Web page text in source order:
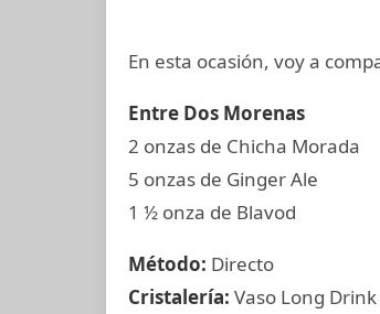
En esta ocasión, voy a
Entre Dos Morenas
2 onzas de Chicha Morada
5 onzas de Ginger Ale
1 ½ onza de Blavod
Método: Directo
Cristalería: Vaso Long Drink